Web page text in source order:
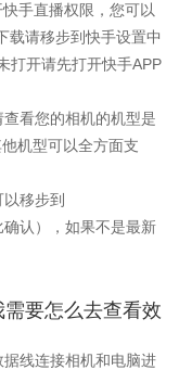
手直播权限，您可以
载请移步到快手设置中
打开请先打开快手APP
看您的相机的机型是
机型可以全方面支
移步到
认），如果不是最新
要怎么去查看效
线连接相机和电脑进